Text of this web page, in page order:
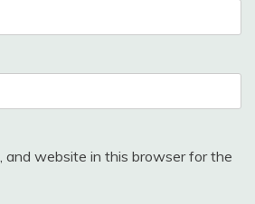
and website in this browser for the